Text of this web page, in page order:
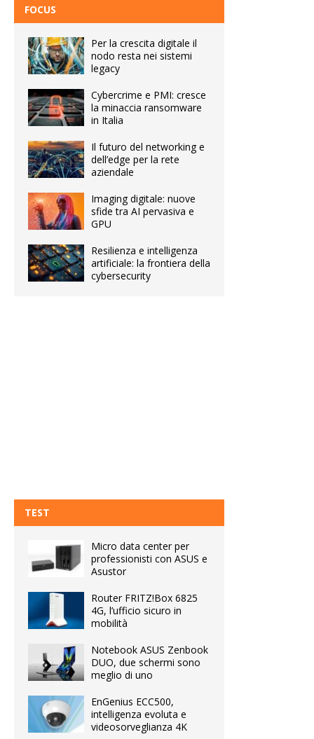
FOCUS
Per la crescita digitale il
nodo resta nei sistemi
legacy
Cybercrime e PMI: cresce
la minaccia ransomware
in Italia
Il futuro del networking e
dell’edge per la rete
aziendale
Imaging digitale: nuove
sfide tra AI pervasiva e
GPU
Resilienza e intelligenza
artificiale: la frontiera della
cybersecurity
TEST
Micro data center per
professionisti con ASUS e
Asustor
Router FRITZ!Box 6825
4G, l’ufficio sicuro in
mobilità
Notebook ASUS Zenbook
DUO, due schermi sono
meglio di uno
EnGenius ECC500,
intelligenza evoluta e
videosorveglianza 4K